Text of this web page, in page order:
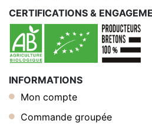
CERTIFICATIONS &
INFORMATIONS
Mon compte
Commande groupée